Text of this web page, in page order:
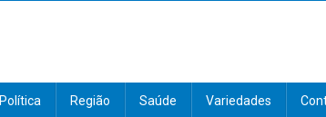
Política Região Saúde Variedades